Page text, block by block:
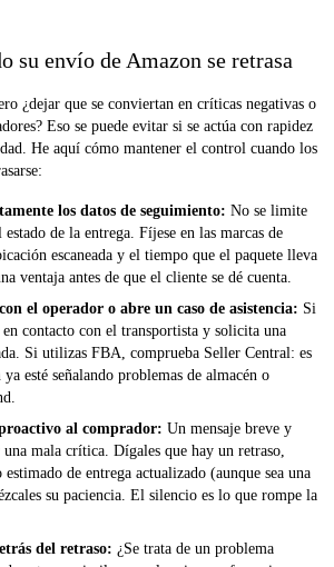
su envío de Amazon se retrasa
¿dejar que se conviertan en críticas negativas o
Eso se puede evitar si se actúa con rapidez
He aquí cómo mantener el control cuando los
los datos de seguimiento: No se limite
de la entrega. Fíjese en las marcas de
escaneada y el tiempo que el paquete lleva
ventaja antes de que el cliente se dé cuenta.
el operador o abre un caso de asistencia: Si
contacto con el transportista y solicita una
Si utilizas FBA, comprueba Seller Central: es
esté señalando problemas de almacén o
al comprador: Un mensaje breve y
mala crítica. Dígales que hay un retraso,
de entrega actualizado (aunque sea una
su paciencia. El silencio es lo que rompe la
del retraso: ¿Se trata de un problema